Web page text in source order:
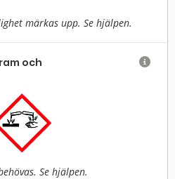
märkas upp. Se hjälpen.
och
Se hjälpen.
